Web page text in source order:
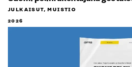
JULKAISUT, MUISTIO
2026